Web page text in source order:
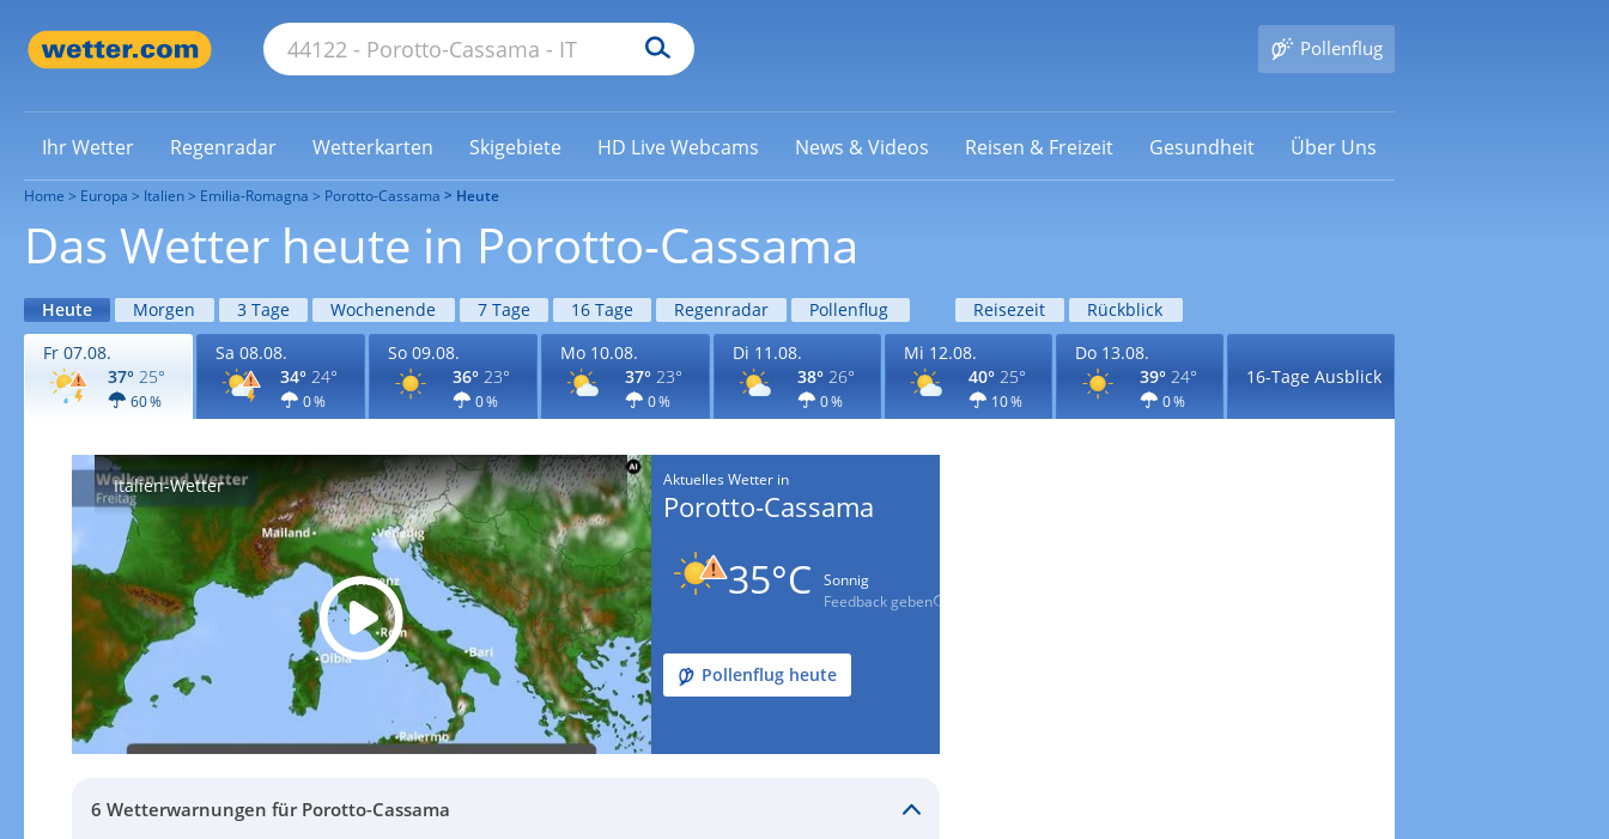
Pollenflug
Ihr Wetter Regenradar Wetterkarten Skigebiete HD Live Webcams News & Videos Reisen & Freizeit Gesundheit Über Uns
Home Europa Italien Emilia-Romagna Porotto-Cassama Heute
Das Wetter heute in Porotto-Cassama
Heute Morgen 3 Tage Wochenende 7 Tage 16 Tage Regenradar Pollenflug Reisezeit
Rückblick
Fr 07.08.
37° 25°
60 %
Sa 08.08.
34° 24°
0 %
So 09.08.
36° 23°
0 %
Mo 10.08.
37° 23°
0 %
Di 11.08.
38° 26°
0 %
Mi 12.08.
40° 25°
10 %
Do 13.08.
39° 24°
0 %
16-Tage Ausblick
Italien-Wetter Aktuelles Wetter in
Porotto-Cassama
35°C
Sonnig
Feedback geben
Pollenflug heute
6 Wetterwarnungen für Porotto-Cassama